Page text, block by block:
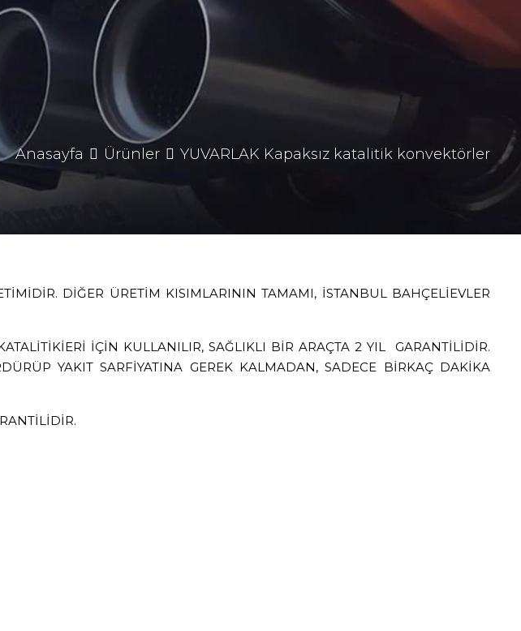
Anasayfa Ürünler YUVARLAK Kapaksız katalitik konvektörler
DİĞER ÜRETİM KISIMLARININ TAMAMI, İSTANBUL BAHÇELİEVLER
İÇİN KULLANILIR, SAĞLIKLI BİR ARAÇTA 2 YIL GARANTİLİDİR.
YAKIT SARFİYATINA GEREK KALMADAN, SADECE BİRKAÇ DAKİKA